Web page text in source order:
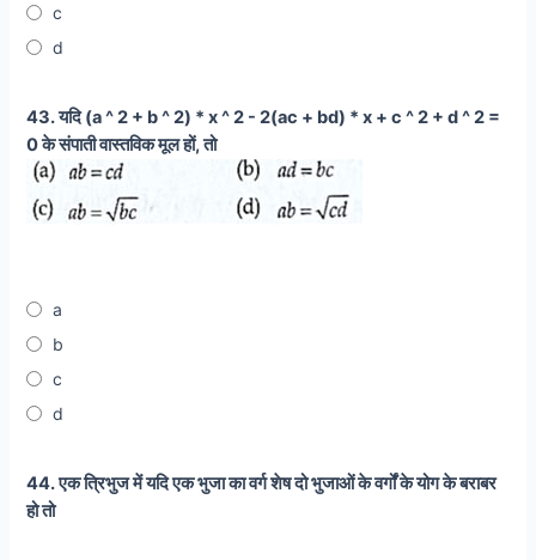
c
d
43. यदि (a ^ 2 + b ^ 2) * x ^ 2 - 2(ac + bd) * x + c ^ 2 + d ^ 2 =
0 के संपाती वास्तविक मूल हों, तो
a
b
c
d
44. एक त्रिभुज में यदि एक भुजा का वर्ग शेष दो भुजाओं के वर्गों के योग के बराबर
हो तो